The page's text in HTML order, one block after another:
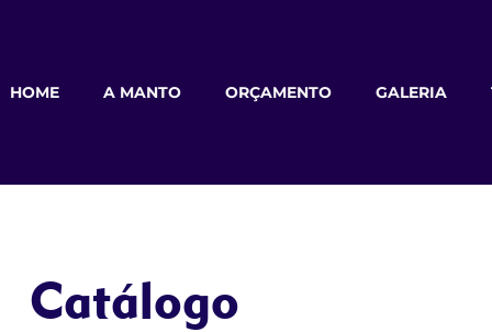
HOME A MANTO ORÇAMENTO GALERIA
Catálogo